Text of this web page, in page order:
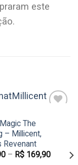
este
Favoritar
The
– Millicent,
Revenant
– R$169,90